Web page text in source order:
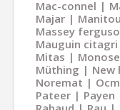
Mac-connel
Majar
Manitou
Massey
Mauguin citagri
Mitas
Müthing
New
Noremat
Pateer
Payen